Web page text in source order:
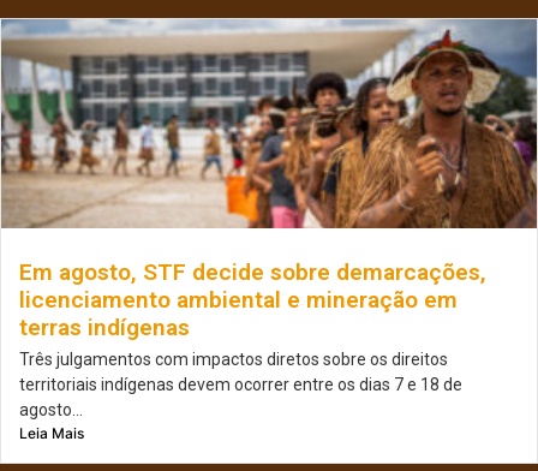
Em agosto, STF decide sobre demarcações,
licenciamento ambiental e mineração em
terras indígenas
Três julgamentos com impactos diretos sobre os direitos
territoriais indígenas devem ocorrer entre os dias 7 e 18 de
agosto...
Leia Mais